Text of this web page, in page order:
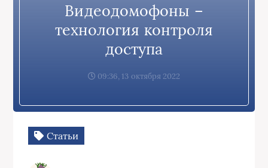
Видеодомофоны –
технология контроля
доступа
09:36, 13 октября 2022
Статьи